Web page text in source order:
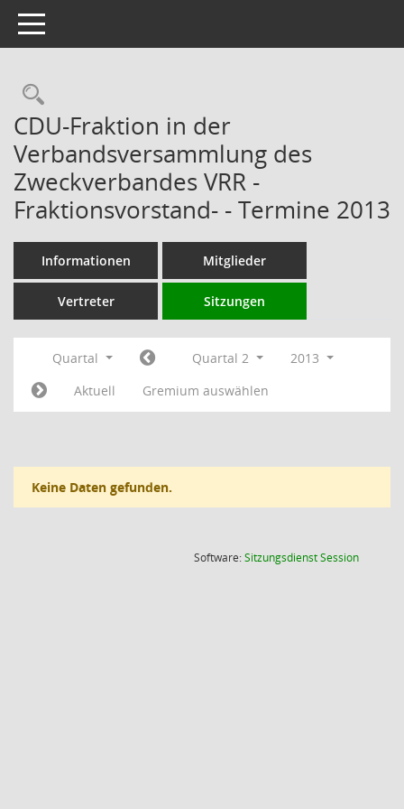
Toggle navigation
Rechercheauswahl
CDU-Fraktion in der
Verbandsversammlung des
Zweckverbandes VRR -
Fraktionsvorstand- - Termine 2013
Informationen Mitglieder
Vertreter Sitzungen
Quartal Quartal 2
2013
Aktuell
Gremium auswählen
Keine Daten gefunden.
Software:SitzungsdienstSession(Wird in